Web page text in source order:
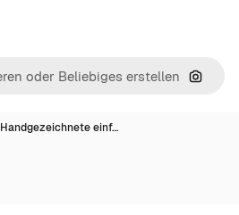
Nach
Handgezeichnete einf…